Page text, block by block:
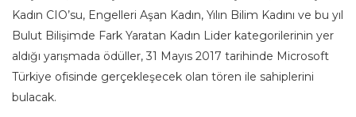
Kadın CIO’su, Engelleri Aşan Kadın, Yılın Bilim Kadını ve bu yıl
Bulut Bilişimde Fark Yaratan Kadın Lider kategorilerinin yer
aldığı yarışmada ödüller, 31 Mayıs 2017 tarihinde Microsoft
Türkiye ofisinde gerçekleşecek olan tören ile sahiplerini
bulacak.